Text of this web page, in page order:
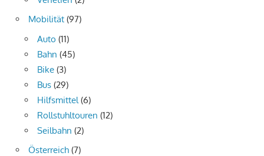
Mobilität (97)
Auto (11)
Bahn (45)
Bike (3)
Bus (29)
Hilfsmittel (6)
Rollstuhltouren (12)
Seilbahn (2)
Österreich (7)